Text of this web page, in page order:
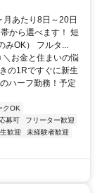
あたり8日～20日
から選べます！ 短
みOK） フルタ...
お金と住まいの悩
の1Rですぐに新生
ハーフ勤務！予定
クOK
募可
フリーター歓迎
歓迎
未経験者歓迎